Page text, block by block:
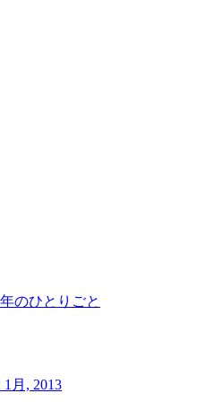
のひとりごと
1月, 2013